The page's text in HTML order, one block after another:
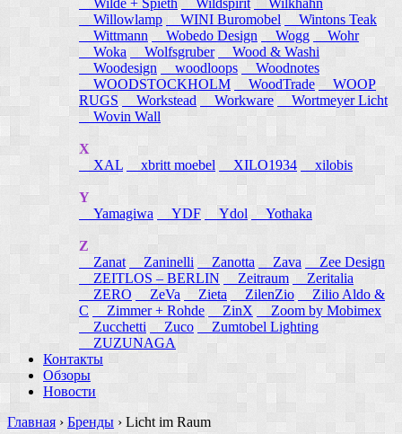
Wilde + Spieth
Wildspirit
Wilkhahn
Willowlamp
WINI Buromobel
Wintons Teak
Wittmann
Wobedo Design Wogg
Wohr
Woka
Wolfsgruber
Wood & Washi
Woodesign
woodloops
Woodnotes
WOODSTOCKHOLM
WoodTrade
WOOP
RUGS
Workstead Workware
Wortmeyer Licht
Wovin Wall
X
XAL
xbritt moebel XILO1934 xilobis
Y
Yamagiwa
YDF Ydol Yothaka
Z
Zanat
Zaninelli Zanotta Zava
Zee Design
ZEITLOS – BERLIN
Zeitraum
Zeritalia
ZERO
ZeVa Zieta ZilenZio
Zilio Aldo &
C
Zimmer + Rohde ZinX
Zoom by Mobimex
Zucchetti
Zuco
Zumtobel Lighting
ZUZUNAGA
Контакты
Обзоры
Новости
Главная › Бренды › Licht im Raum